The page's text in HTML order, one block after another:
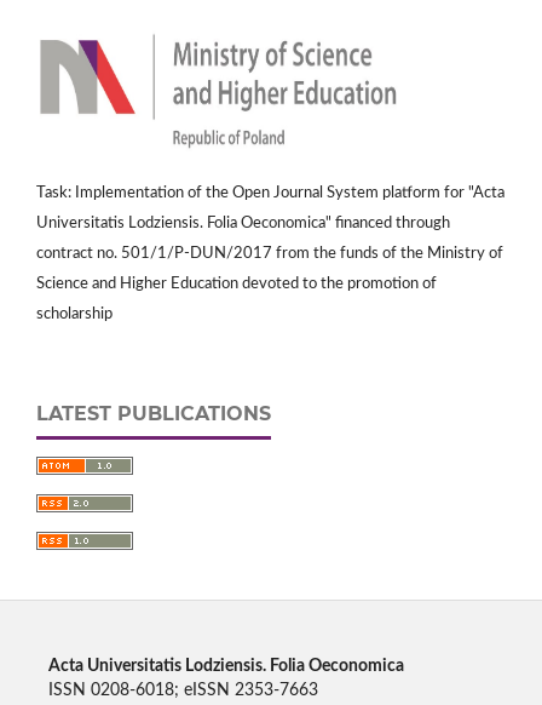
Task: Implementation of the Open Journal System platform for "Acta
Universitatis Lodziensis. Folia Oeconomica" financed through
contract no. 501/1/P-DUN/2017 from the funds of the Ministry of
Science and Higher Education devoted to the promotion of
scholarship
LATEST PUBLICATIONS
Acta Universitatis Lodziensis. Folia Oeconomica
ISSN 0208-6018; eISSN 2353-7663